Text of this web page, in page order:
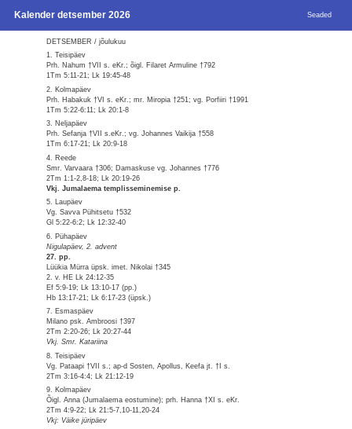
Kalender detsember 2026 Seaded
DETSEMBER / jõulukuu
1. Teisipäev
Prh. Nahum †VII s. eKr.; õigl. Filaret Armuline †792
1Tm 5:11-21; Lk 19:45-48
2. Kolmapäev
Prh. Habakuk †VI s. eKr.; mr. Miropia †251; vg. Porfiiri †1991
1Tm 5:22-6:11; Lk 20:1-8
3. Neljapäev
Prh. Sefanja †VII s.eKr.; vg. Johannes Vaikija †558
1Tm 6:17-21; Lk 20:9-18
4. Reede
Smr. Varvaara †306; Damaskuse vg. Johannes †776
2Tm 1:1-2,8-18; Lk 20:19-26
Vkj. Jumalaema templisseminemise p.
5. Laupäev
Vg. Savva Pühitsetu †532
Gl 5:22-6:2; Lk 12:32-40
6. Pühapäev
Nigulapäev, 2. advent
27. pp.
Lüükia Mürra üpsk. imet. Nikolai †345
2. v. HE Lk 24:12-35
Ef 5:9-19; Lk 13:10-17 (pp.)
Hb 13:17-21; Lk 6:17-23 (üpsk.)
7. Esmaspäev
Milano psk. Ambroosi †397
2Tm 2:20-26; Lk 20:27-44
Vkj. Smr. Katariina
8. Teisipäev
Vg. Pataapi †VII s.; ap-d Sosten, Apollus, Keefa jt. †I s.
2Tm 3:16-4:4; Lk 21:12-19
9. Kolmapäev
Õigl. Anna (Jumalaema eostumine); prh. Hanna †XI s. eKr.
2Tm 4:9-22; Lk 21:5-7,10-11,20-24
Vkj: Väike jüripäev